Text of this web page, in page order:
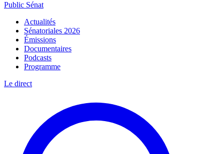
Public Sénat
Actualités
Sénatoriales 2026
Émissions
Documentaires
Podcasts
Programme
Le direct